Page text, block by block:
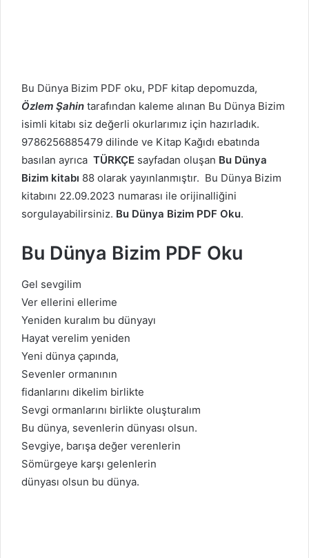
Bu Dünya Bizim PDF oku, PDF kitap depomuzda,
Özlem Şahin tarafından kaleme alınan Bu Dünya Bizim
isimli kitabı siz değerli okurlarımız için hazırladık.
9786256885479 dilinde ve Kitap Kağıdı ebatında
basılan ayrıca TÜRKÇE sayfadan oluşan Bu Dünya
Bizim kitabı 88 olarak yayınlanmıştır. Bu Dünya Bizim
kitabını 22.09.2023 numarası ile orijinalliğini
sorgulayabilirsiniz. Bu Dünya Bizim PDF Oku.
Bu Dünya Bizim PDF Oku
Gel sevgilim
Ver ellerini ellerime
Yeniden kuralım bu dünyayı
Hayat verelim yeniden
Yeni dünya çapında,
Sevenler ormanının
fidanlarını dikelim birlikte
Sevgi ormanlarını birlikte oluşturalım
Bu dünya, sevenlerin dünyası olsun.
Sevgiye, barışa değer verenlerin
Sömürgeye karşı gelenlerin
dünyası olsun bu dünya.